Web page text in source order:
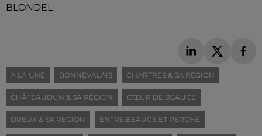
BLONDEL
A LA UNE BONNEVALAIS CHARTRES & SA RÉGION
CHÂTEAUDUN & SA RÉGION CŒUR DE BEAUCE
DREUX & SA RÉGION ENTRE BEAUCE ET PERCHE